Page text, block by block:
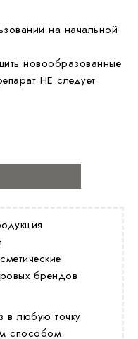
на начальной
новообразованные
НЕ следует
брендов
в любую точку
способом.